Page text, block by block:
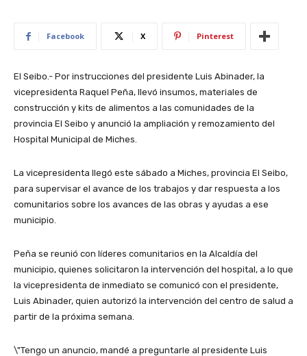
Facebook X Pinterest
El Seibo.- Por instrucciones del presidente Luis Abinader, la
vicepresidenta Raquel Peña, llevó insumos, materiales de
construcción y kits de alimentos a las comunidades de la
provincia El Seibo y anunció la ampliación y remozamiento del
Hospital Municipal de Miches.
La vicepresidenta llegó este sábado a Miches, provincia El Seibo,
para supervisar el avance de los trabajos y dar respuesta a los
comunitarios sobre los avances de las obras y ayudas a ese
municipio.
Peña se reunió con líderes comunitarios en la Alcaldía del
municipio, quienes solicitaron la intervención del hospital, a lo que
la vicepresidenta de inmediato se comunicó con el presidente,
Luis Abinader, quien autorizó la intervención del centro de salud a
partir de la próxima semana.
\"Tengo un anuncio, mandé a preguntarle al presidente Luis